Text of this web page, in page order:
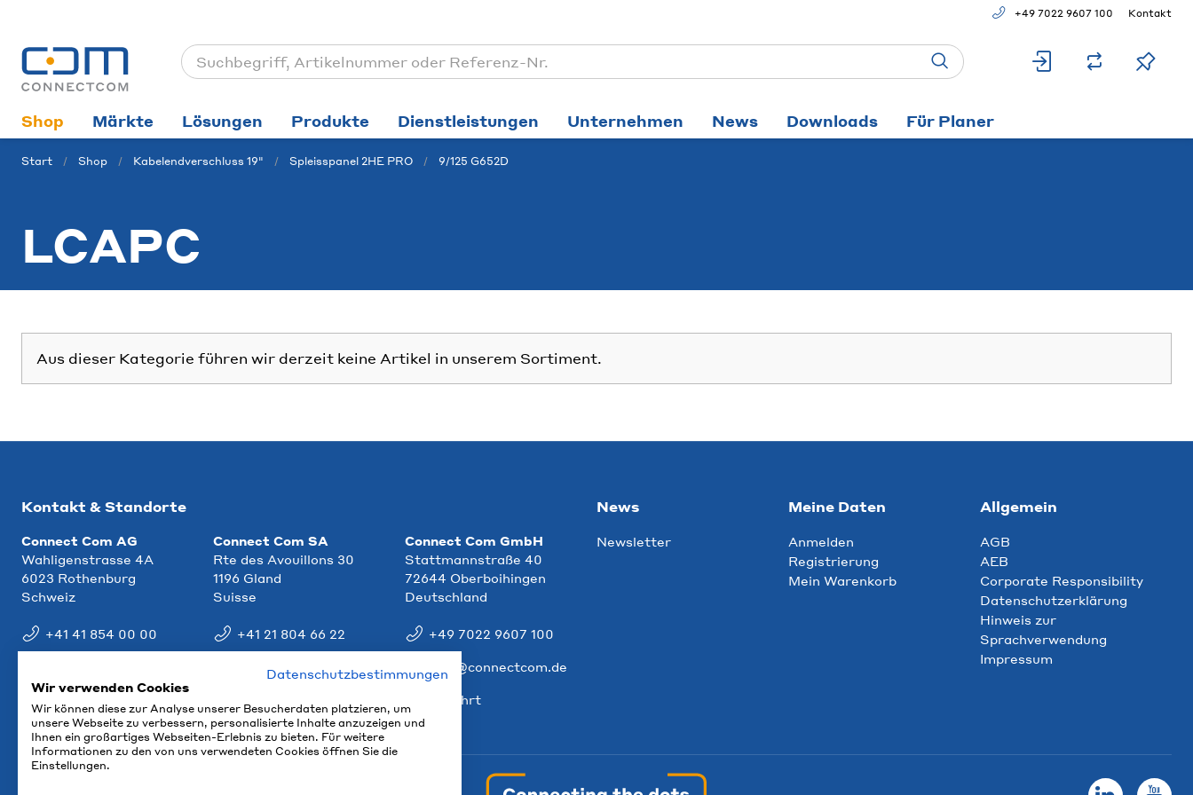
+49 7022 9607 100 Kontakt
Shop Märkte Lösungen Produkte Dienstleistungen Unternehmen News Downloads Für Planer
Start Shop Kabelendverschluss 19" Spleisspanel 2HE PRO 9/125 G652D
LCAPC
Aus dieser Kategorie führen wir derzeit keine Artikel in unserem Sortiment.
Kontakt & Standorte
Connect Com AG
Wahligenstrasse 4A
6023 Rothenburg
Schweiz
+41 41 854 00 00
Connect Com SA
Rte des Avouillons 30
1196 Gland
Suisse
+41 21 804 66 22
info@ccm.ch
Connect Com GmbH
Stattmannstraße 40
72644 Oberboihingen
Deutschland
+49 7022 9607 100
info@connectcom.de
Anfahrt
News
Newsletter
Meine Daten
Anmelden
Registrierung
Mein Warenkorb
Allgemein
AGB
AEB
Corporate Responsibility
Datenschutzerklärung
Hinweis zur
Sprachverwendung
Impressum
Datenschutzbestimmungen
Wir verwenden Cookies
Wir können diese zur Analyse unserer Besucherdaten platzieren, um
unsere Webseite zu verbessern, personalisierte Inhalte anzuzeigen und
Ihnen ein großartiges Webseiten-Erlebnis zu bieten. Für weitere
Informationen zu den von uns verwendeten Cookies öffnen Sie die
Einstellungen.